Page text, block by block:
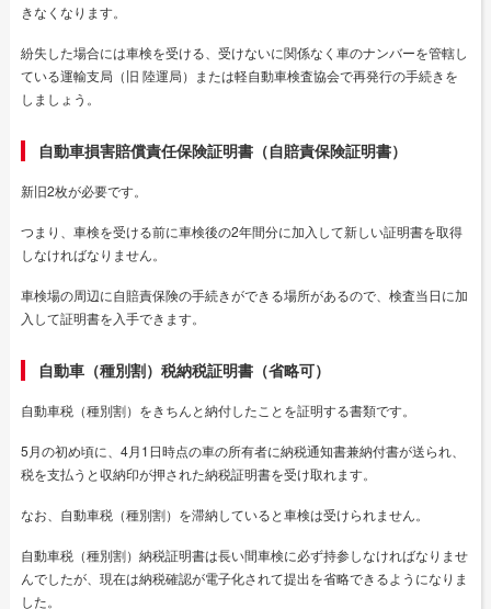
きなくなります。
紛失した場合には車検を受ける、受けないに関係なく車のナンバーを管轄し
ている運輸支局（旧 陸運局）または軽自動車検査協会で再発行の手続きを
しましょう。
自動車損害賠償責任保険証明書（自賠責保険証明書）
新旧2枚が必要です。
つまり、車検を受ける前に車検後の2年間分に加入して新しい証明書を取得
しなければなりません。
車検場の周辺に自賠責保険の手続きができる場所があるので、検査当日に加
入して証明書を入手できます。
自動車（種別割）税納税証明書（省略可）
自動車税（種別割）をきちんと納付したことを証明する書類です。
5月の初め頃に、4月1日時点の車の所有者に納税通知書兼納付書が送られ、
税を支払うと収納印が押された納税証明書を受け取れます。
なお、自動車税（種別割）を滞納していると車検は受けられません。
自動車税（種別割）納税証明書は長い間車検に必ず持参しなければなりませ
んでしたが、現在は納税確認が電子化されて提出を省略できるようになりま
した。